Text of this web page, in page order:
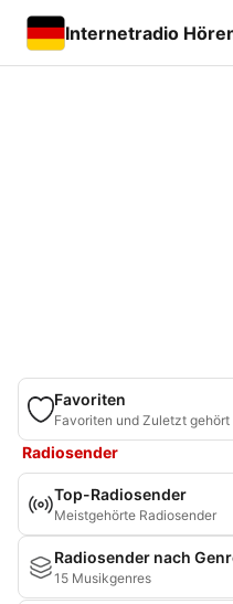
Internetradio
Favoriten
Favoriten und Zuletzt gehört
Radiosender
Top-Radiosender
Meistgehörte Radiosender
Radiosender nach
15 Musikgenres